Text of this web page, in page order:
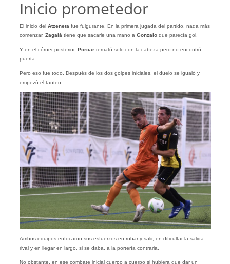
Inicio prometedor
El inicio del Atzenetafue fulgurante. En la primera jugada del partido, nada más
comenzar, Zagalátiene que sacarle una mano a Gonzaloque parecía gol.
Y en el córner posterior, Porcarremató solo con la cabeza pero no encontró
puerta.
Pero eso fue todo. Después de los dos golpes iniciales, el duelo se igualó y
empezó el tanteo.
Ambos equipos enfocaron sus esfuerzos en robar y salir, en dificultar la salida
rival y en llegar en largo, si se daba, a la portería contraria.
No obstante, en ese combate inicial cuerpo a cuerpo si hubiera que dar un